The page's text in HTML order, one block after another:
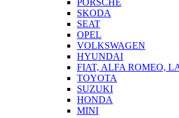
PORSCHE
SKODA
SEAT
OPEL
VOLKSWAGEN
HYUNDAI
FIAT, ALFA ROMEO,
TOYOTA
SUZUKI
HONDA
MINI